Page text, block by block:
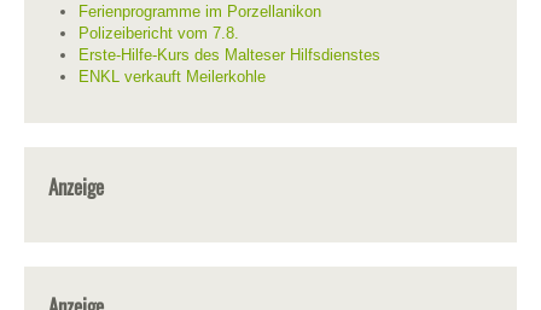
Ferienprogramme im Porzellanikon
Polizeibericht vom 7.8.
Erste-Hilfe-Kurs des Malteser Hilfsdienstes
ENKL verkauft Meilerkohle
Anzeige